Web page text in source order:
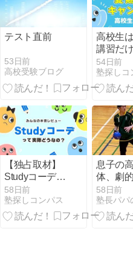
集中講座
テスト直前
53日前
高校受験ブログ
高校生
講習だ
のはOK
受験に
塾・予
生】
54日前
塾探しコ
【独占取材】
Studyコーデの
口コミって実
際どうなの？
【オンライン
58日前
塾探しコンパス
息子の
体、劇
から滝行
うな試
58日前